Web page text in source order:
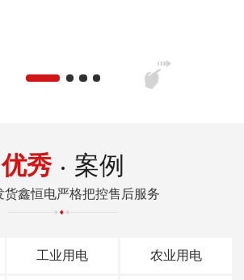
优秀 案例
货鑫恒电严格把控售后服务
工业用电 农业用电